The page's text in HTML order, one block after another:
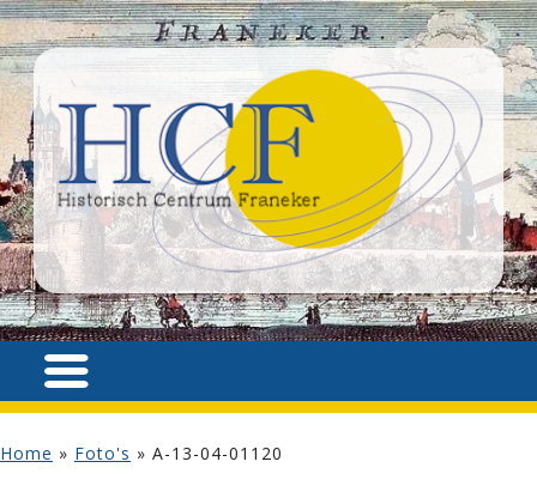
Home » Foto's » A-13-04-01120